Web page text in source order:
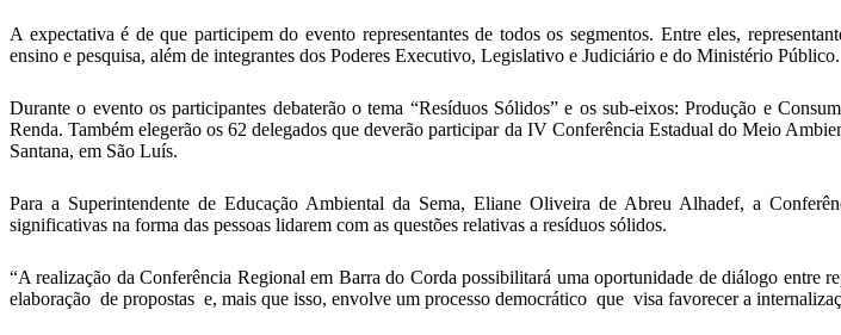
A expectativa é de que participem do evento representantes de todos os segmentos. Entre eles,
ensino e pesquisa, além de integrantes dos Poderes Executivo, Legislativo e Judiciário e do Ministério Público.
Durante o evento os participantes debaterão o tema “Resíduos Sólidos” e os sub-eixos: Produção e
Renda. Também elegerão os 62 delegados que deverão participar da IV Conferência Estadual do Meio
Santana, em São Luís.
Para a Superintendente de Educação Ambiental da Sema, Eliane Oliveira de Abreu Alhadef, a
significativas na forma das pessoas lidarem com as questões relativas a resíduos sólidos.
“A realização da Conferência Regional em Barra do Corda possibilitará uma oportunidade de diálogo entre
elaboração de propostas e, mais que isso, envolve um processo democrático que visa favorecer a